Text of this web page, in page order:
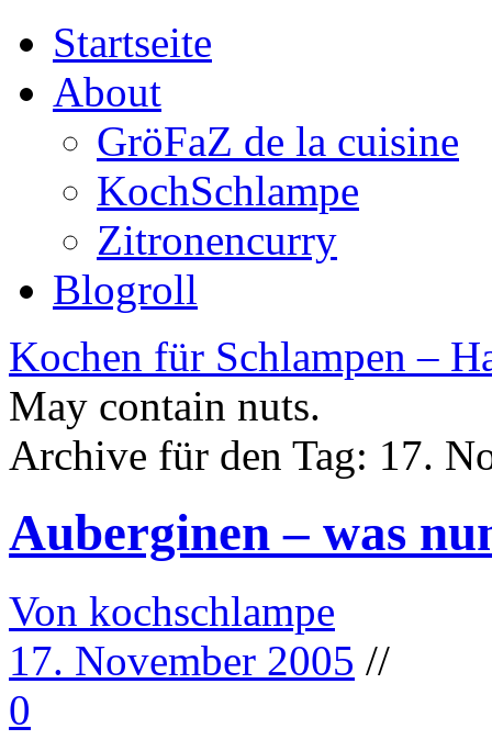
Startseite
About
GröFaZ de la cuisine
KochSchlampe
Zitronencurry
Blogroll
Kochen für Schlampen –
May contain nuts.
Archive für den Tag: 17.
Auberginen – was
Von kochschlampe
17. November 2005 //
0